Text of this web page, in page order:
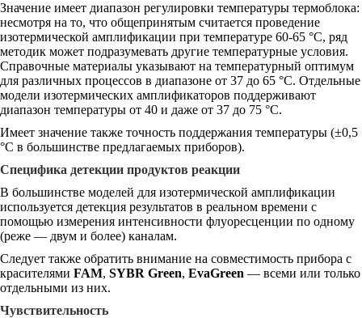
Значение имеет диапазон регулировки температуры термоблока:
несмотря на то, что общепринятым считается проведение
изотермической амплификации при температуре 60-65 °C, ряд
методик может подразумевать другие температурные условия.
Справочные материалы указывают на температурный оптимум
для различных процессов в диапазоне от 37 до 65 °C. Отдельные
модели изотермических амплификаторов поддерживают
диапазон температуры от 40 и даже от 37 до 75 °C.
Имеет значение также точность поддержания температуры (±0,5
°C в большинстве предлагаемых приборов).
Специфика детекции продуктов реакции
В большинстве моделей для изотермической амплификации
используется детекция результатов в реальном времени с
помощью измерения интенсивности флуоресценции по одному
(реже — двум и более) каналам.
Следует также обратить внимание на совместимость прибора с
красителями FAM, SYBR Green, EvaGreen — всеми или только
отдельными из них.
Чувствительность